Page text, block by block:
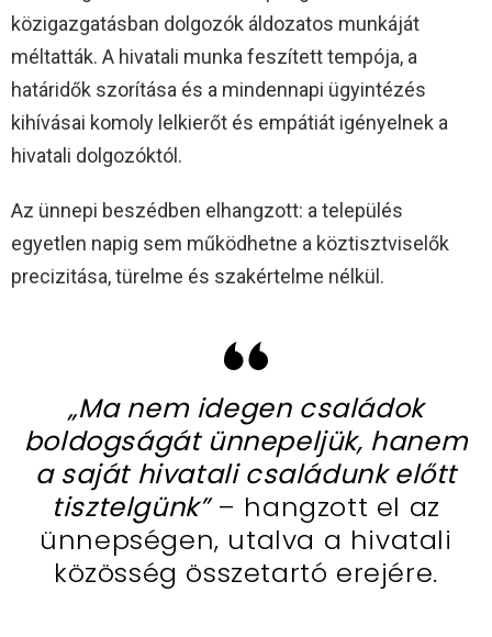
közigazgatásban dolgozók áldozatos munkáját
méltatták. A hivatali munka feszített tempója, a
határidők szorítása és a mindennapi ügyintézés
kihívásai komoly lelkierőt és empátiát igényelnek a
hivatali dolgozóktól.
Az ünnepi beszédben elhangzott: a település
egyetlen napig sem működhetne a köztisztviselők
precizitása, türelme és szakértelme nélkül.
„Ma nem idegen családok
boldogságát ünnepeljük, hanem
a saját hivatali családunk előtt
tisztelgünk”– hangzott el az
ünnepségen, utalva a hivatali
közösség összetartó erejére.